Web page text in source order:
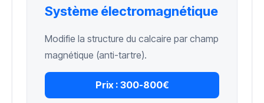
Système électromagnétique
Modifie la structure du calcaire par champ
magnétique (anti-tartre).
Prix : 300-800€